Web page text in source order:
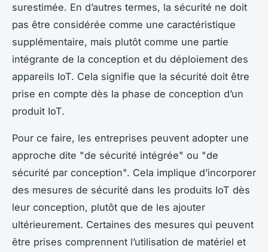
surestimée. En d’autres termes, la sécurité ne doit
pas être considérée comme une caractéristique
supplémentaire, mais plutôt comme une partie
intégrante de la conception et du déploiement des
appareils IoT. Cela signifie que la sécurité doit être
prise en compte dès la phase de conception d’un
produit IoT.
Pour ce faire, les entreprises peuvent adopter une
approche dite "de sécurité intégrée" ou "de
sécurité par conception". Cela implique d’incorporer
des mesures de sécurité dans les produits IoT dès
leur conception, plutôt que de les ajouter
ultérieurement. Certaines des mesures qui peuvent
être prises comprennent l’utilisation de matériel et